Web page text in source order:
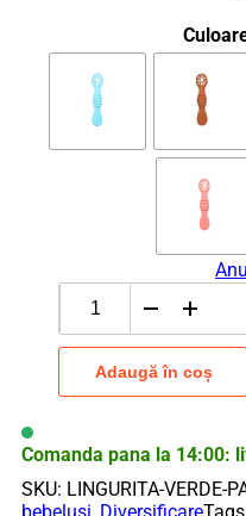
Cantitate
Lingurita
silicon
pentru
diversificare
si
Adaugă în coș
Comanda pana la 14:00:
SKU: LINGURITA-VERDE-
bebeluși Diversificare